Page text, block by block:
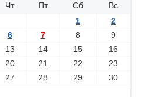
Чт Пт Сб
Вс
1
2
6 7 8
9
13 14 15
16
20 21 22
23
27 28 29
30